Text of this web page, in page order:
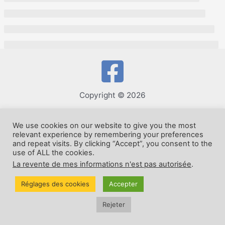
Copyright © 2026
We use cookies on our website to give you the most
relevant experience by remembering your preferences
and repeat visits. By clicking “Accept”, you consent to the
use of ALL the cookies.
La revente de mes informations n'est pas autorisée.
Réglages des cookies Accepter
Rejeter